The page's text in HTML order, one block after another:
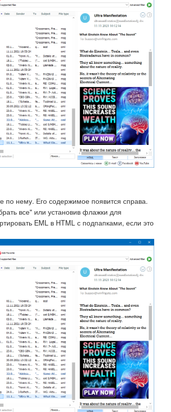
нему. Его содержимое появится справа.
все" или установив флажки для
EML в HTML с подпапками, если это